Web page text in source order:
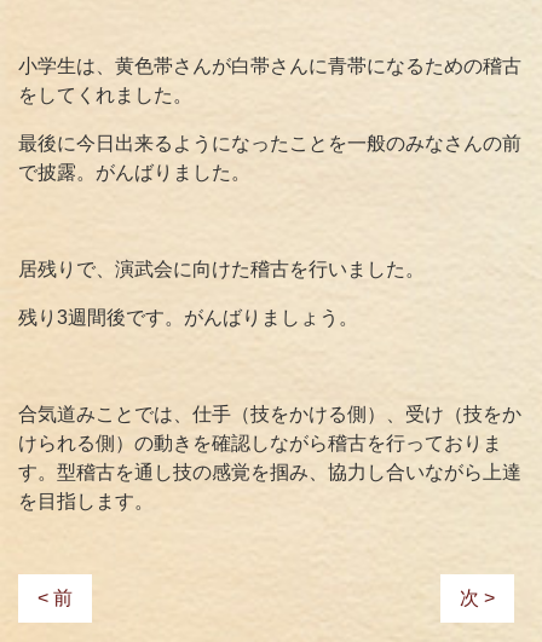
小学生は、黄色帯さんが白帯さんに青帯になるための稽古
をしてくれました。
最後に今日出来るようになったことを一般のみなさんの前
で披露。がんばりました。
居残りで、演武会に向けた稽古を行いました。
残り3週間後です。がんばりましょう。
合気道みことでは、仕手（技をかける側）、受け（技をか
けられる側）の動きを確認しながら稽古を行っておりま
す。型稽古を通し技の感覚を掴み、協力し合いながら上達
を目指します。
< 前 次 >